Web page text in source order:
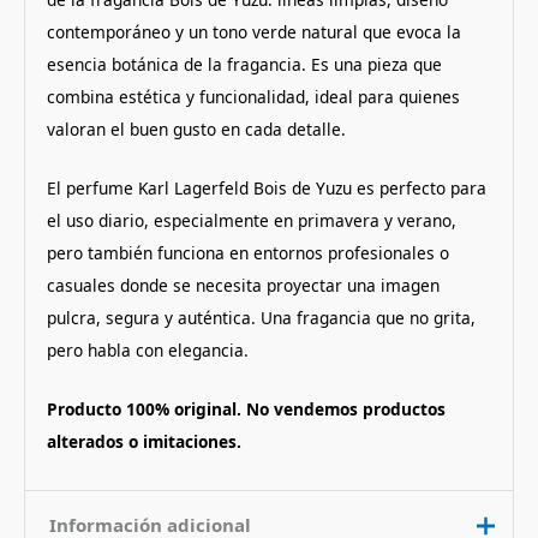
contemporáneo y un tono verde natural que evoca la
esencia botánica de la fragancia. Es una pieza que
combina estética y funcionalidad, ideal para quienes
valoran el buen gusto en cada detalle.
El perfume Karl Lagerfeld Bois de Yuzu es perfecto para
el uso diario, especialmente en primavera y verano,
pero también funciona en entornos profesionales o
casuales donde se necesita proyectar una imagen
pulcra, segura y auténtica. Una fragancia que no grita,
pero habla con elegancia.
Producto 100% original. No vendemos productos
alterados o imitaciones.
Información adicional